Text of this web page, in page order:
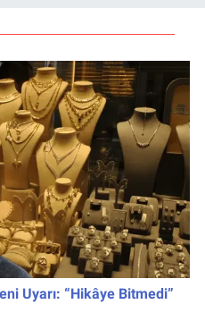
Uyarı: “Hikâye Bitmedi”